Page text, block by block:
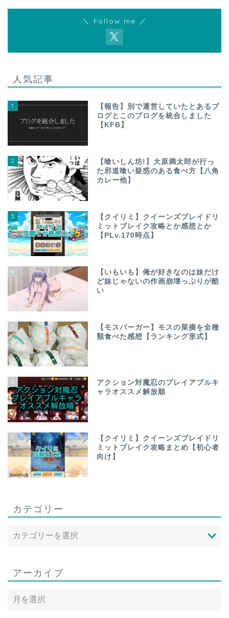
＼ Follow me ／
人気記事
1
【報告】別で運営していたとあるブ
ログとこのブログを統合しました
【KFB】
2
【喰いしん坊!】大原満太郎が行っ
た邪道喰い疑惑のある食べ方【八角
カレー他】
3
【クイリミ】クイーンズブレイドリ
ミットブレイク攻略とか感想とか
【PLv.170時点】
4
【いもいも】俺が好きなのは妹だけ
ど妹じゃないの作画崩壊っぷりが酷
い
5
【モスバーガー】モスの菜摘を全種
類食べた感想【ランキング形式】
6
アクション対魔忍のプレイアブルキ
ャラオススメ解放順
7
【クイリミ】クイーンズブレイドリ
ミットブレイク攻略まとめ【初心者
向け】
カテゴリー
アーカイブ